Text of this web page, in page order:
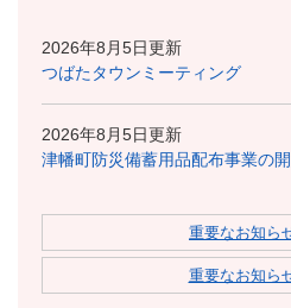
2026年8月5日更新
つばたタウンミーティング
2026年8月5日更新
津幡町防災備蓄用品配布事業の
重要なお知ら
重要なお知ら